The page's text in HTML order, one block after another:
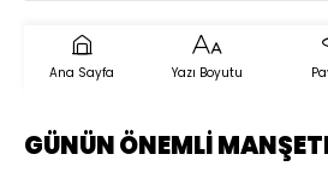
Ana Sayfa Yazı Boyutu
GÜNÜN ÖNEMLİ